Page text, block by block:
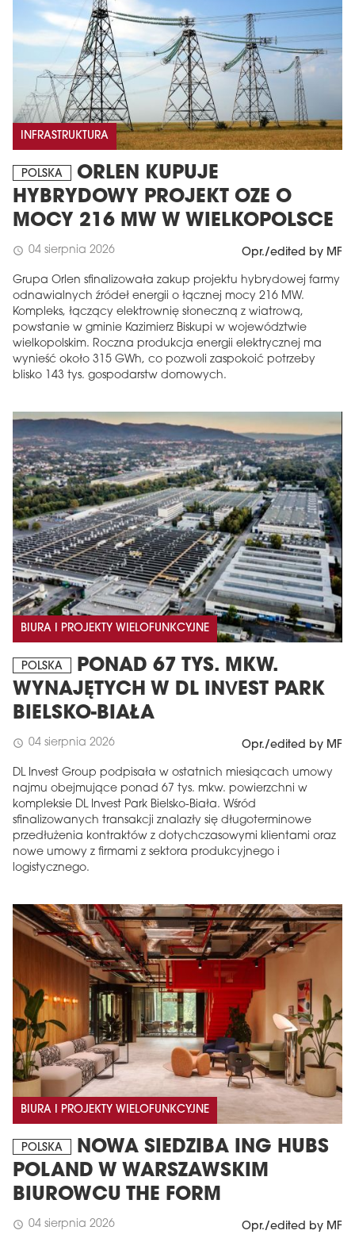
INFRASTRUKTURA
POLSKA
ORLEN KUPUJE
HYBRYDOWY PROJEKT OZE O
MOCY 216 MW W WIELKOPOLSCE
schedule 04 sierpnia 2026 Opr./edited by MF
Grupa Orlen sfinalizowała zakup projektu hybrydowej farmy
odnawialnych źródeł energii o łącznej mocy 216 MW.
Kompleks, łączący elektrownię słoneczną z wiatrową,
powstanie w gminie Kazimierz Biskupi w województwie
wielkopolskim. Roczna produkcja energii elektrycznej ma
wynieść około 315 GWh, co pozwoli zaspokoić potrzeby
blisko 143 tys. gospodarstw domowych.
BIURA I PROJEKTY WIELOFUNKCYJNE
POLSKA
PONAD 67 TYS. MKW.
WYNAJĘTYCH W DL INVEST PARK
BIELSKO-BIAŁA
schedule 04 sierpnia 2026 Opr./edited by MF
DL Invest Group podpisała w ostatnich miesiącach umowy
najmu obejmujące ponad 67 tys. mkw. powierzchni w
kompleksie DL Invest Park Bielsko-Biała. Wśród
sfinalizowanych transakcji znalazły się długoterminowe
przedłużenia kontraktów z dotychczasowymi klientami oraz
nowe umowy z firmami z sektora produkcyjnego i
logistycznego.
BIURA I PROJEKTY WIELOFUNKCYJNE
POLSKA
NOWA SIEDZIBA ING HUBS
POLAND W WARSZAWSKIM
BIUROWCU THE FORM
schedule 04 sierpnia 2026 Opr./edited by MF
MAGAZYN
Wydanie 6 (308)
CZERWIEC 2026
Zamów teraz!